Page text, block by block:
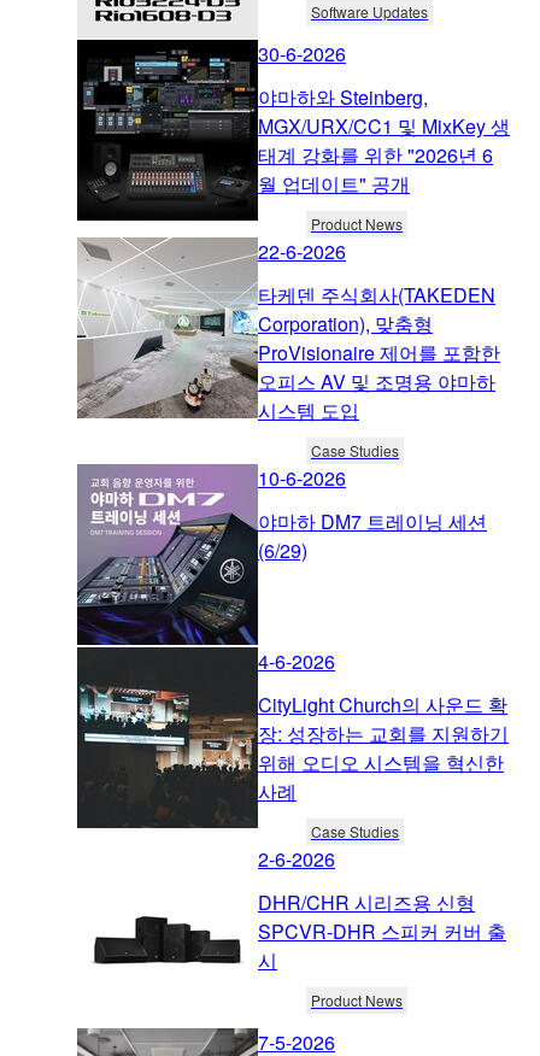
Software Updates
30-6-2026
야마하와 Steinberg,
MGX/URX/CC1 및 MixKey 생
태계 강화를 위한 "2026년 6
월 업데이트" 공개
Product News
22-6-2026
타케덴 주식회사(TAKEDEN
Corporation), 맞춤형
ProVisionaire 제어를 포함한
오피스 AV 및 조명용 야마하
시스템 도입
Case Studies
10-6-2026
야마하 DM7 트레이닝 세션
(6/29)
4-6-2026
CityLight Church의 사운드 확
장: 성장하는 교회를 지원하기
위해 오디오 시스템을 혁신한
사례
Case Studies
2-6-2026
DHR/CHR 시리즈용 신형
SPCVR-DHR 스피커 커버 출
시
Product News
7-5-2026